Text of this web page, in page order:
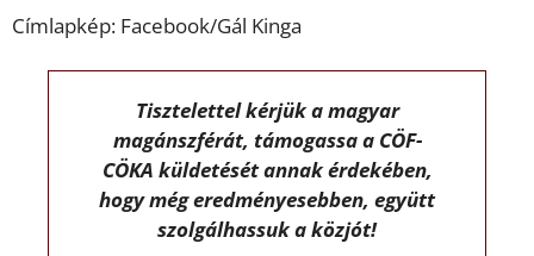
Címlapkép: Facebook/Gál Kinga
Tisztelettel kérjük a magyar
magánszférát, támogassa a CÖF-
CÖKA küldetését annak érdekében,
hogy még eredményesebben, együtt
szolgálhassuk a közjót!